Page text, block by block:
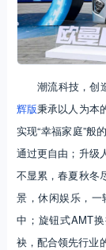
潮流科技，创
辉版秉承以人为本
实现“幸福家庭”般
通过更自由；升级
不显累，春夏秋冬
景，休闲娱乐，
中；旋钮式AMT
袂，配合领先行业